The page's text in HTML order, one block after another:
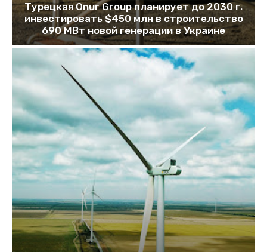
Турецкая Onur Group планирует до 2030 г.
инвестировать $450 млн в строительство
690 МВт новой генерации в Украине